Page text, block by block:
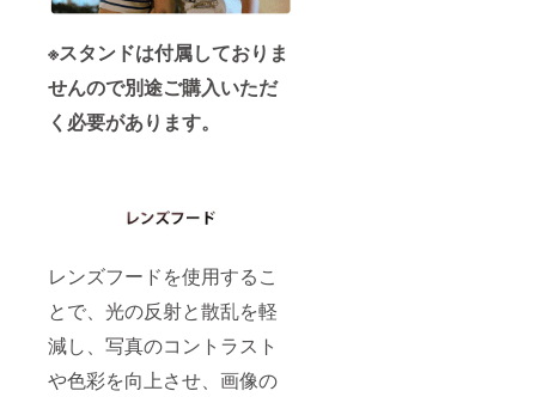
※スタンドは付属しておりま
せんので別途ご購入いただ
く必要があります。
レンズフードを使用するこ
とで、光の反射と散乱を軽
減し、写真のコントラスト
や色彩を向上させ、画像の